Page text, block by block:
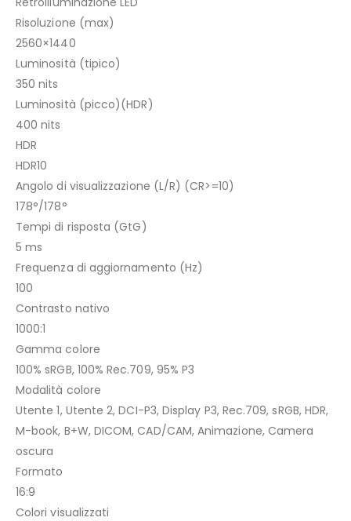
Risoluzione (max)
2560×1440
Luminosità (tipico)
350 nits
Luminosità (picco)(HDR)
400 nits
HDR
HDR10
Angolo di visualizzazione (L/R) (CR>=10)
178°/178°
Tempi di risposta (GtG)
5 ms
Frequenza di aggiornamento (Hz)
100
Contrasto nativo
1000:1
Gamma colore
100% sRGB, 100% Rec.709, 95% P3
Modalità colore
Utente 1, Utente 2, DCI-P3, Display P3, Rec.709, sRGB, HDR,
M-book, B+W, DICOM, CAD/CAM, Animazione, Camera
oscura
Formato
16:9
Colori visualizzati